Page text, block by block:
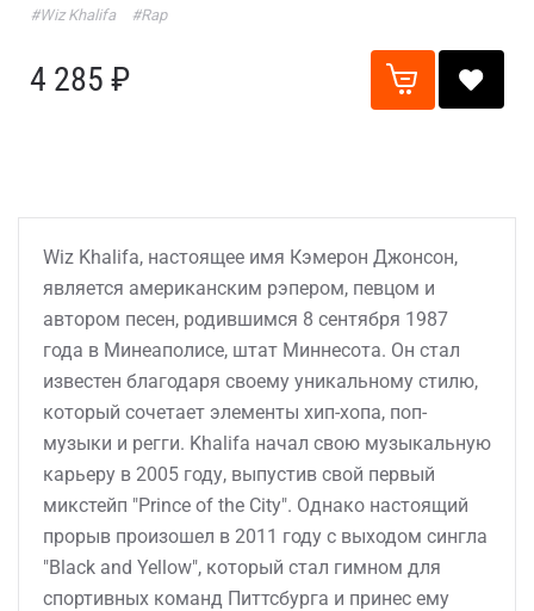
#Wiz Khalifa #Rap
4 285 ₽
Wiz Khalifa, настоящее имя Кэмерон Джонсон,
является американским рэпером, певцом и
автором песен, родившимся 8 сентября 1987
года в Минеаполисе, штат Миннесота. Он стал
известен благодаря своему уникальному стилю,
который сочетает элементы хип-хопа, поп-
музыки и регги. Khalifa начал свою музыкальную
карьеру в 2005 году, выпустив свой первый
микстейп "Prince of the City". Однако настоящий
прорыв произошел в 2011 году с выходом сингла
"Black and Yellow", который стал гимном для
спортивных команд Питтсбурга и принес ему